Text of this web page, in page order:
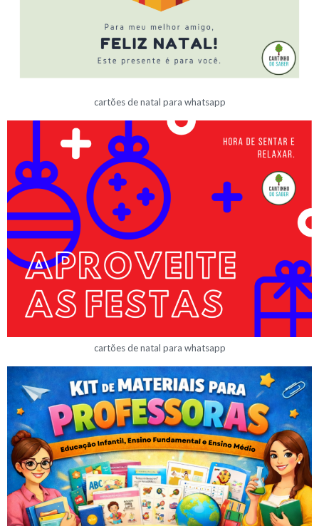
cartões de natal para whatsapp
cartões de natal para whatsapp